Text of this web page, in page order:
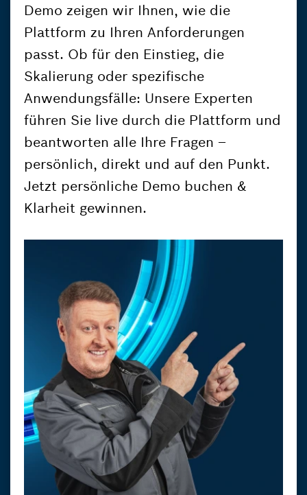
Demo zeigen wir Ihnen, wie die
Plattform zu Ihren Anforderungen
passt. Ob für den Einstieg, die
Skalierung oder spezifische
Anwendungsfälle: Unsere Experten
führen Sie live durch die Plattform und
beantworten alle Ihre Fragen –
persönlich, direkt und auf den Punkt.
Jetzt persönliche Demo buchen &
Klarheit gewinnen.